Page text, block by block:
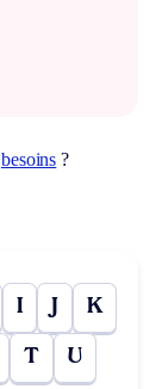
besoins ?
I J K
T U